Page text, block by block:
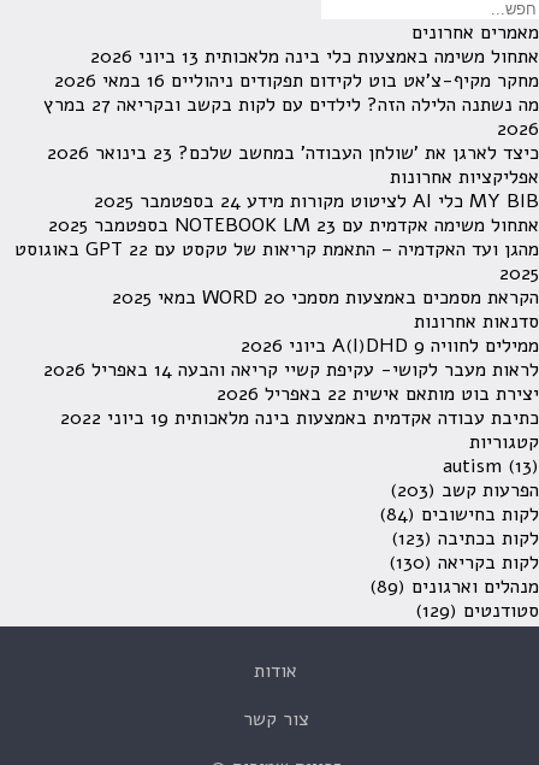
מאמרים אחרונים
אתחול משימה באמצעות כלי בינה מלאכותית 13 ביוני 2026
מחקר מקיף-צ'אט בוט לקידום תפקודים ניהוליים 16 במאי 2026
מה נשתנה הלילה הזה? לילדים עם לקות בקשב ובקריאה
27 במרץ
2026
כיצד לארגן את 'שולחן העבודה' במחשב שלכם? 23 בינואר 2026
אפליקציות אחרונות
MY BIB כלי AI לציטוט מקורות מידע
24 בספטמבר 2025
אתחול משימה אקדמית עם NOTEBOOK LM 23 בספטמבר 2025
מהגן ועד האקדמיה – התאמת קריאות של טקסט עם GPT
22 באוגוסט
2025
הקראת מסמכים באמצעות מסמכי WORD 20 במאי 2025
סדנאות אחרונות
ממילים לחוויה A(I)DHD 9 ביוני 2026
לראות מעבר לקושי- עקיפת קשיי קריאה והבעה 14 באפריל 2026
יצירת בוט מותאם אישית 22 באפריל 2026
כתיבת עבודה אקדמית באמצעות בינה מלאכותית 19 ביוני 2022
קטגוריות
autism (13)
הפרעות קשב (203)
לקות בחישובים (84)
לקות בכתיבה (123)
לקות בקריאה (130)
מנהלים וארגונים (89)
סטודנטים (129)
אודות
צור קשר